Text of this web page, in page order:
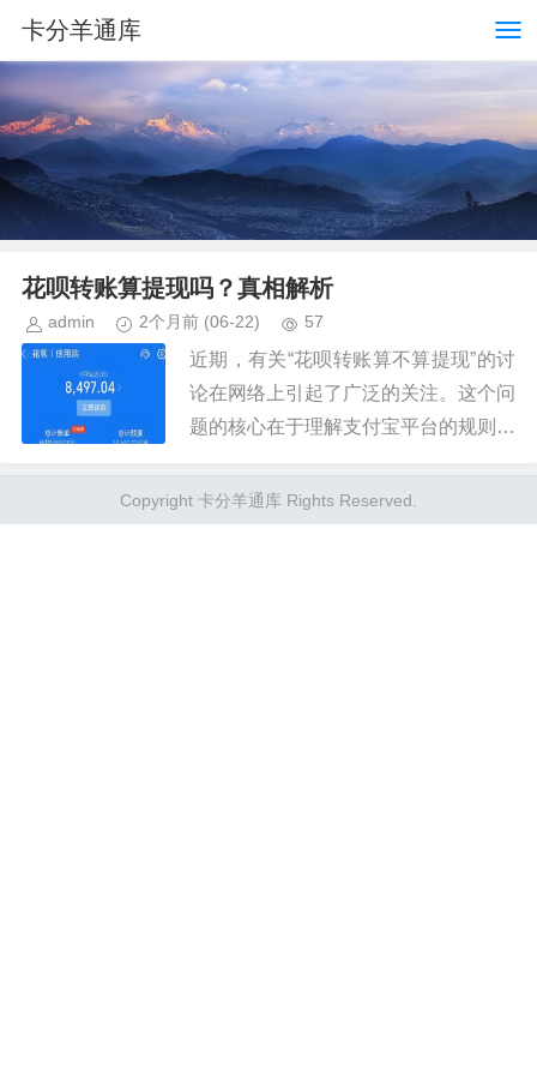
卡分羊通库
花呗转账算提现吗？真相解析
admin 2个月前 (06-22) 57
近期，有关“花呗转账算不算提现”的讨
论在网络上引起了广泛的关注。这个问
题的核心在于理解支付宝平台的规则以
确的是，“花呗”和“提现”是两个不同的
金融概念。“花呗”是一种...
Copyright 卡分羊通库 Rights Reserved.